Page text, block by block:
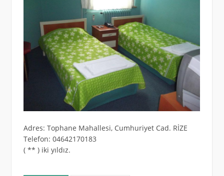
Adres: Tophane Mahallesi, Cumhuriyet Cad. RİZE
Telefon: 04642170183
( ** ) iki yıldız.